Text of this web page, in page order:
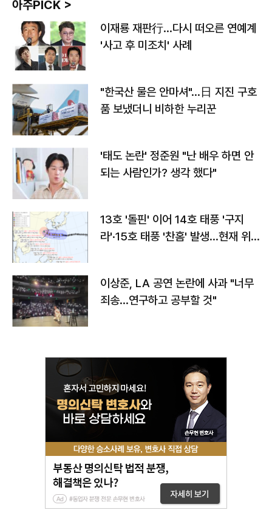
아주PICK >
이재룡 재판行…다시 떠오른 연예계
'사고 후 미조치' 사례
"한국산 물은 안마셔"…日 지진 구호
품 보냈더니 비하한 누리꾼
'태도 논란' 정준원 "난 배우 하면 안
되는 사람인가? 생각 했다"
13호 '돌핀' 이어 14호 태풍 '구지
라'·15호 태풍 '찬홈' 발생…현재 위
이상준, LA 공연 논란에 사과 "너무
죄송…연구하고 공부할 것"